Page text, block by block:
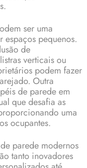
ser uma
espaços pequenos.
de
verticais ou
podem fazer
Outra
de parede em
que desafia as
uma
ocupantes.
parede modernos
tanto inovadores